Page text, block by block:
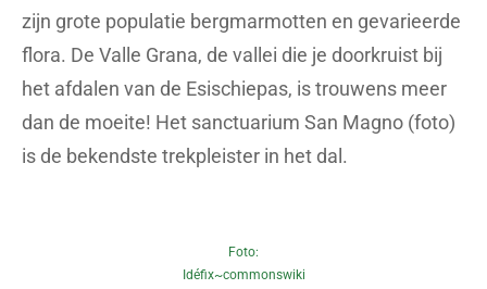
zijn grote populatie bergmarmotten en gevarieerde
flora. De Valle Grana, de vallei die je doorkruist bij
het afdalen van de Esischiepas, is trouwens meer
dan de moeite! Het sanctuarium San Magno (foto)
is de bekendste trekpleister in het dal.
Foto:
Idéfix~commonswiki